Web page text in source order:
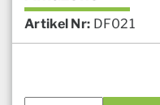
Artikel Nr: DF021